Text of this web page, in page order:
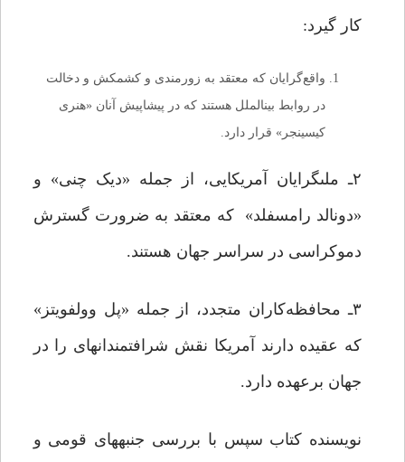
کار گیرد:
واقع‌گرایان که معتقد به زورمندى و کشمکش و دخالت
در روابط بین‏الملل هستند که در پیشاپیش آنان «هنرى
کیسینجر» قرار دارد.
۲ـ ملى‏گرایان آمریکایى، از جمله «دیک چنی» و
«دونالد رامسفلد» که معتقد به ضرورت گسترش
دموکراسى در سراسر جهان هستند.
۳ـ محافظه‌کاران متجدد، از جمله «پل وولفویتز»
که عقیده دارند آمریکا نقش شرافتمندانه‏اى را در
جهان برعهده دارد.
نویسنده کتاب سپس با بررسى جنبه‏هاى قومى و